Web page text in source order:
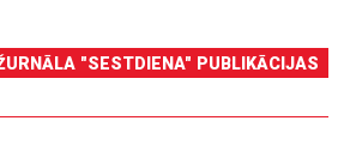
"SESTDIENA" PUBLIKĀCIJAS